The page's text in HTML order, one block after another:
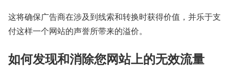
这将确保广告商在涉及到线索和转换时获得价值，并乐于支
付这样一个网站的声誉所带来的溢价。
如何发现和消除您网站上的无效流量